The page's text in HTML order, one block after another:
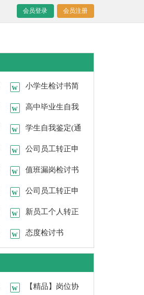
会员登录 会员注册
小学生检讨书简
短范文高中毕业生自我
鉴定(合集15篇)
学生自我鉴定(通
用15篇)公司员工转正申
请书汇编15篇
值班漏岗检讨书
公司员工转正申
请书【荐】
新员工个人转正
申请 态度检讨书
【精品】岗位协